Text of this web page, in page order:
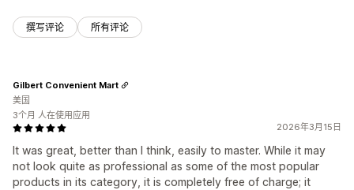
撰写评论 所有评论
2026年3月15日
It was great, better than I think, easily to master. While it may
not look quite as professional as some of the most popular
products in its category, it is completely free of charge; it
Gilbert Convenient Mart
美国
3个月 人在使用应用